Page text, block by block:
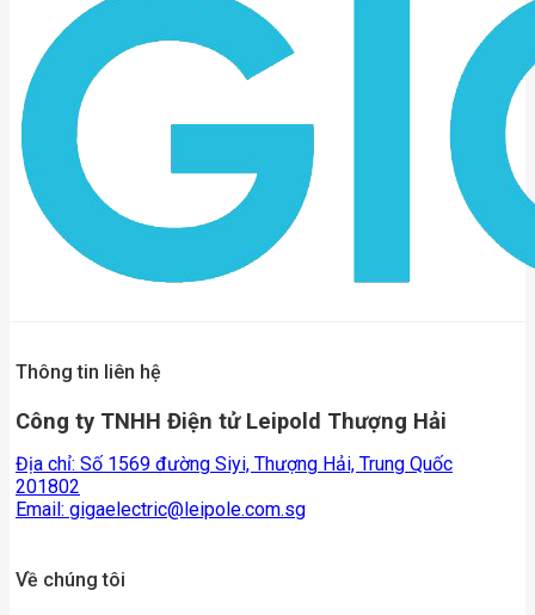
Thông tin liên hệ
Công ty TNHH Điện tử Leipold Thượng Hải
Địa chỉ: Số 1569 đường Siyi, Thượng Hải, Trung Quốc
201802
Email: gigaelectric@leipole.com.sg
Về chúng tôi